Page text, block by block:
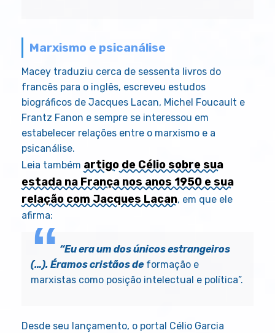
Marxismo e psicanálise
Macey traduziu cerca de sessenta livros do
francês para o inglês, escreveu estudos
biográficos de Jacques Lacan, Michel Foucault e
Frantz Fanon e sempre se interessou em
estabelecer relações entre o marxismo e a
psicanálise.
Leia também artigo de Célio sobre sua
estada na França nos anos 1950 e sua
relação com Jacques Lacan, em que ele
afirma:
“Eu era um dos únicos estrangeiros
(…). Éramos cristãos deformação e
marxistas como posição intelectual e política”.
Desde seu lançamento, o portal Célio Garcia